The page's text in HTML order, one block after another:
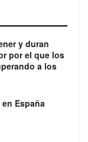
y duran
por el que los
a los
España